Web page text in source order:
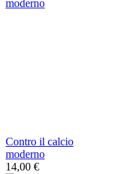
Contro il calcio
moderno
14,00 €